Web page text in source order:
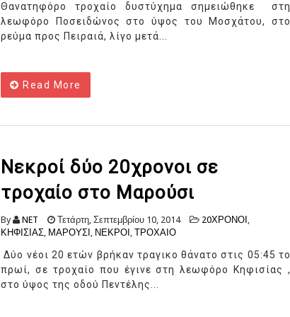
Θανατηφόρο τροχαίο δυστύχημα σημειώθηκε στη
λεωφόρο Ποσειδώνος στο ύψος του Μοσχάτου, στο
ρεύμα προς Πειραιά, λίγο μετά...
Read More
Νεκροί δύο 20χρονοι σε
τροχαίο στο Μαρούσι
By NET Τετάρτη, Σεπτεμβρίου 10, 2014 20ΧΡΟΝΟΙ ,
ΚΗΦΙΣΙΑΣ, ΜΑΡΟΥΣΙ , ΝΕΚΡΟΙ , ΤΡΟΧΑΙΟ
Δύο νέοι 20 ετών βρήκαν τραγικο θάνατο στις 05:45 το
πρωί, σε τροχαίο που έγινε στη λεωφόρο Κηφισίας ,
στο ύψος της οδού Πεντέλης...